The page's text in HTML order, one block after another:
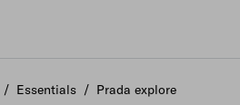
/ Essentials / Prada explore